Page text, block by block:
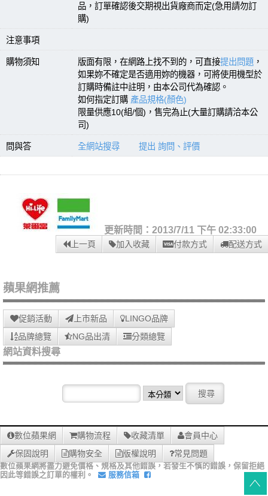
品，訂單確認後交期視出貨廠商而定(急用請勿訂
購)
注意事項
購物須知 版面有限，在網路上找不到的，可直接提出問題 ，
如果妳不確定是否適用妳的機器，可將使用機型於
訂購時備註中註明，由本公司代為確認。
如何指定訂購 產品規格(顏色)
限量供應10(組/個)，售完為止(大量訂購請洽本公
司)
問與答 全網站搜尋 提出 詢問、評價
更新時間：2013/7/11 下午 02:33:00
上一頁 加入收藏 付款方式 配送方式
蘋果網推薦
促銷活動 上市新品
LINGO品牌
品牌總覽
NG品出清 分類總覽
網站資料搜尋
數位蘋果網 購物流程 收藏清單
會員中心
保固說明
購物安全 版權說明 常見問題
數位蘋果網將盡力避免價格、規格及其他錯誤，若發生不慎的錯誤，保留拒絕
因此等錯誤之訂單的權利。
服務信箱